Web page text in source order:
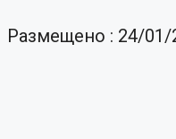
Размещено : 24/01/